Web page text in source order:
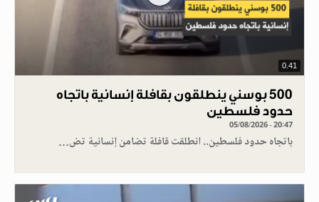
0.41
500 بوسني ينطلقون بقافلة إنسانية باتجاه
حدود فلسطين
05/08/2026 - 20:47
باتجاه حدود فلسطين.. انطلقت قافلة تضامن إنسانية تض…